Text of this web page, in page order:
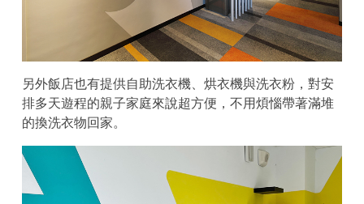
另外飯店也有提供自助洗衣機、烘衣機與洗衣粉，對安
排多天遊程的親子家庭來說超方便，不用煩惱帶著滿堆
的換洗衣物回家。